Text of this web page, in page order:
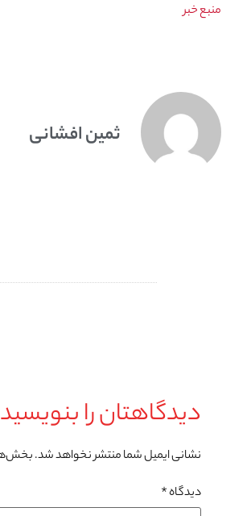
منبع خبر
ثمین افشانی
دیدگاهتان را بنویسید
نشانی ایمیل شما منتشر نخواهد شد.
دیدگاه*